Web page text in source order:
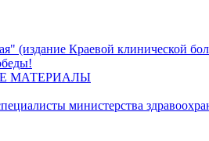
(издание Краевой клинической
МАТЕРИАЛЫ
министерства